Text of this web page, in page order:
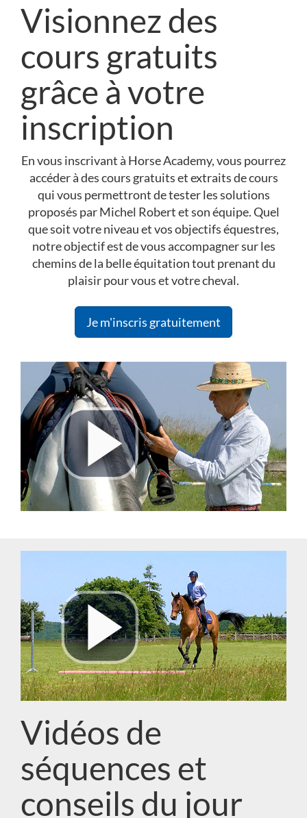
Visionnez des
cours gratuits
grâce à votre
inscription
En vous inscrivant à Horse Academy, vous pourrez
accéder à des cours gratuits et extraits de cours
qui vous permettront de tester les solutions
proposés par Michel Robert et son équipe. Quel
que soit votre niveau et vos objectifs équestres,
notre objectif est de vous accompagner sur les
chemins de la belle équitation tout prenant du
plaisir pour vous et votre cheval.
Je m'inscris gratuitement
Vidéos de
séquences et
conseils du jour